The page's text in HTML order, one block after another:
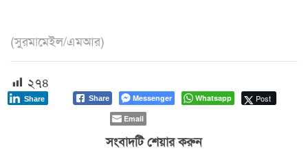
(সুরমামেইল/এমআর)
২৭৪
Share Messenger Whatsapp Post
Share
Email
সংবাদটি শেয়ার করুন